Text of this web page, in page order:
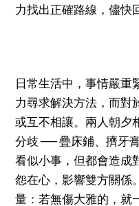
力找出正確路線，儘快
日常生活中，事情嚴重
力尋求解決方法，而對
或互不相讓。兩人朝夕
分歧 ── 疊床鋪、擠牙
看似小事，但都會造成
怨在心，影響雙方關係
量：若無傷大雅的，就